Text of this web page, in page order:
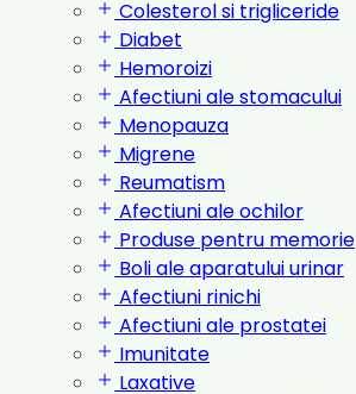
Colesterol si trigliceride
Diabet
Hemoroizi
Afectiuni ale stomacului
Menopauza
Migrene
Reumatism
Afectiuni ale ochilor
Produse pentru memorie
Boli ale aparatului urinar
Afectiuni rinichi
Afectiuni ale prostatei
Imunitate
Laxative